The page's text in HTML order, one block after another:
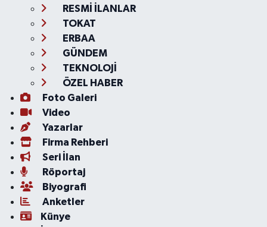
RESMİ İLANLAR
TOKAT
ERBAA
GÜNDEM
TEKNOLOJİ
ÖZEL HABER
Foto Galeri
Video
Yazarlar
Firma Rehberi
Seri İlan
Röportaj
Biyografi
Anketler
Künye